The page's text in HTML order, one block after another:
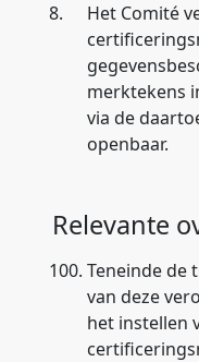
8.
Het Comité
merktekens
via de
openbaar.
Relevante
100. Teneinde de
van deze
het instellen